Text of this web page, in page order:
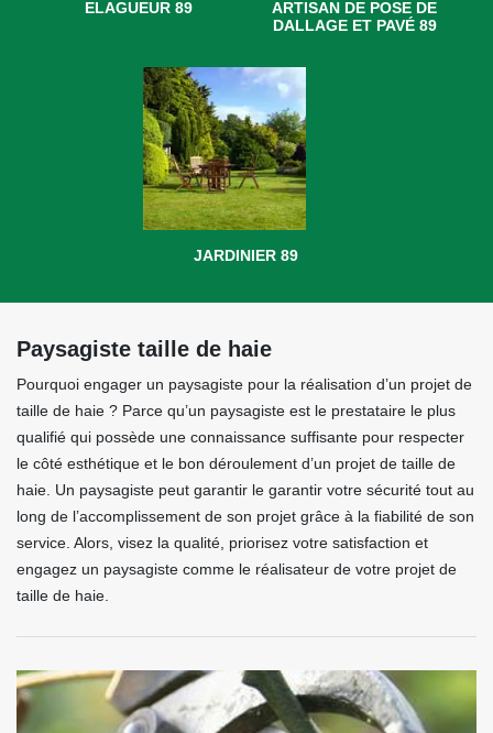
ELAGUEUR 89
ARTISAN DE POSE DE
DALLAGE ET PAVÉ 89
JARDINIER 89
Paysagiste taille de haie
Pourquoi engager un paysagiste pour la réalisation d’un projet de
taille de haie ? Parce qu’un paysagiste est le prestataire le plus
qualifié qui possède une connaissance suffisante pour respecter
le côté esthétique et le bon déroulement d’un projet de taille de
haie. Un paysagiste peut garantir le garantir votre sécurité tout au
long de l’accomplissement de son projet grâce à la fiabilité de son
service. Alors, visez la qualité, priorisez votre satisfaction et
engagez un paysagiste comme le réalisateur de votre projet de
taille de haie.